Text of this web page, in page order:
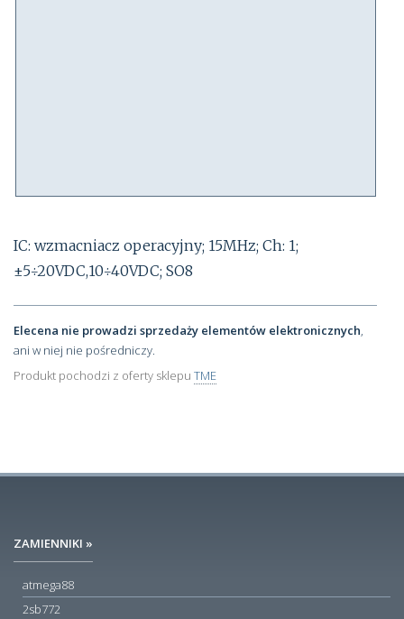
IC: wzmacniacz operacyjny; 15MHz; Ch: 1;
±5÷20VDC,10÷40VDC; SO8
Elecena nie prowadzi sprzedaży elementów elektronicznych,
ani w niej nie pośredniczy.
Produkt pochodzi z oferty sklepu TME
ZAMIENNIKI »
atmega88
2sb772